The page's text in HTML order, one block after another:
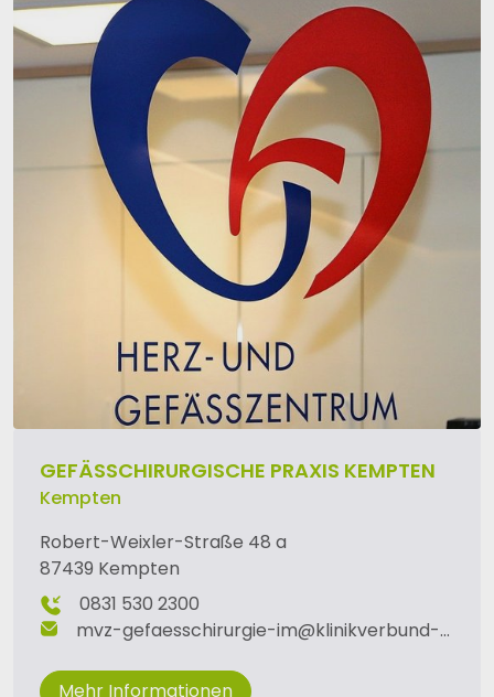
GEFÄSSCHIRURGISCHE PRAXIS KEMPTEN
Kempten
Robert-Weixler-Straße 48 a
87439 Kempten
0831 530 2300
mvz-gefaesschirurgie-im@klinikverbund-allgaeu
Mehr Informationen